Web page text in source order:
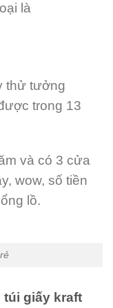
là
thử tưởng
trong 13
và có 3 cửa
wow, số tiền
lồ.
giấy kraft